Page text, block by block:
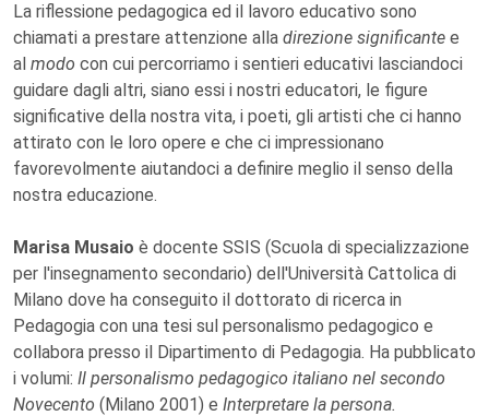
La riflessione pedagogica ed il lavoro educativo sono
chiamati a prestare attenzione alla direzione significante e
al modo con cui percorriamo i sentieri educativi lasciandoci
guidare dagli altri, siano essi i nostri educatori, le figure
significative della nostra vita, i poeti, gli artisti che ci hanno
attirato con le loro opere e che ci impressionano
favorevolmente aiutandoci a definire meglio il senso della
nostra educazione.
Marisa Musaio è docente SSIS (Scuola di specializzazione
per l'insegnamento secondario) dell'Università Cattolica di
Milano dove ha conseguito il dottorato di ricerca in
Pedagogia con una tesi sul personalismo pedagogico e
collabora presso il Dipartimento di Pedagogia. Ha pubblicato
i volumi: Il personalismo pedagogico italiano nel secondo
Novecento (Milano 2001) e Interpretare la persona.